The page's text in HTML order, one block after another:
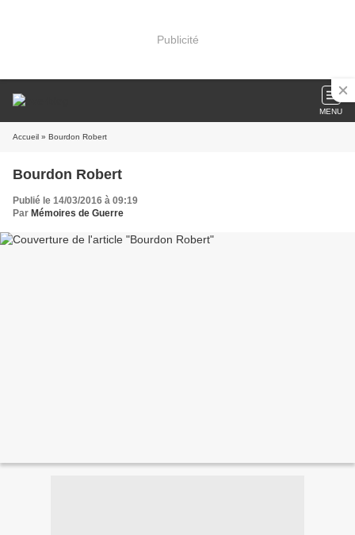
Publicité
MENU
Accueil » Bourdon Robert
Bourdon Robert
Publié le 14/03/2016 à 09:19
Par Mémoires de Guerre